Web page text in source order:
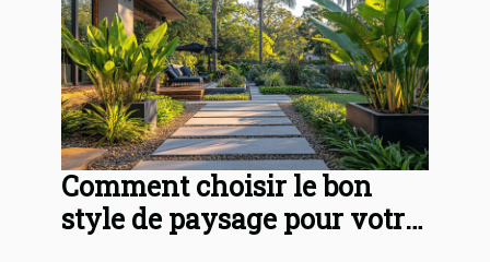
Comment choisir le bon
style de paysage pour votre